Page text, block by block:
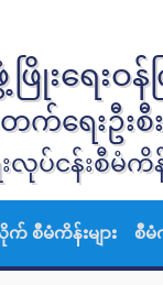
းရေးဝန်က
ရေးဦးစီး
လုပ်ငန်းစီမံကိ
စီမံကိန်းများ စီမံ